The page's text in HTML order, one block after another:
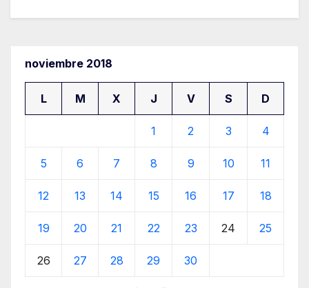
noviembre 2018
L M X J V S D
1 2 3 4
5 6 7 8 9 10 11
12 13 14 15 16 17 18
19 20 21 22 23 24 25
26 27 28 29 30